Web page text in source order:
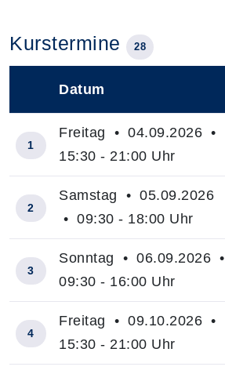
Kurstermine 28
Datum
1
Freitag • 04.09.2026 •
15:30 - 21:00 Uhr
2
Samstag • 05.09.2026
• 09:30 - 18:00 Uhr
3
Sonntag • 06.09.2026 •
09:30 - 16:00 Uhr
4
Freitag • 09.10.2026 •
15:30 - 21:00 Uhr